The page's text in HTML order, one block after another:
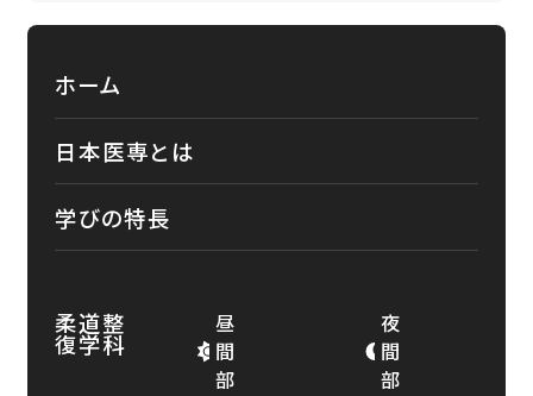
ホーム
日本医専とは
学びの特長
柔道整
復学科
昼
間
部
夜
間
部